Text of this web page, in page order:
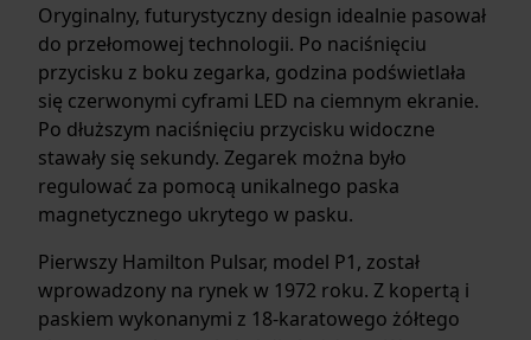
Oryginalny, futurystyczny design idealnie pasował
do przełomowej technologii. Po naciśnięciu
przycisku z boku zegarka, godzina podświetlała
się czerwonymi cyframi LED na ciemnym ekranie.
Po dłuższym naciśnięciu przycisku widoczne
stawały się sekundy. Zegarek można było
regulować za pomocą unikalnego paska
magnetycznego ukrytego w pasku.
Pierwszy Hamilton Pulsar, model P1, został
wprowadzony na rynek w 1972 roku. Z kopertą i
paskiem wykonanymi z 18-karatowego żółtego